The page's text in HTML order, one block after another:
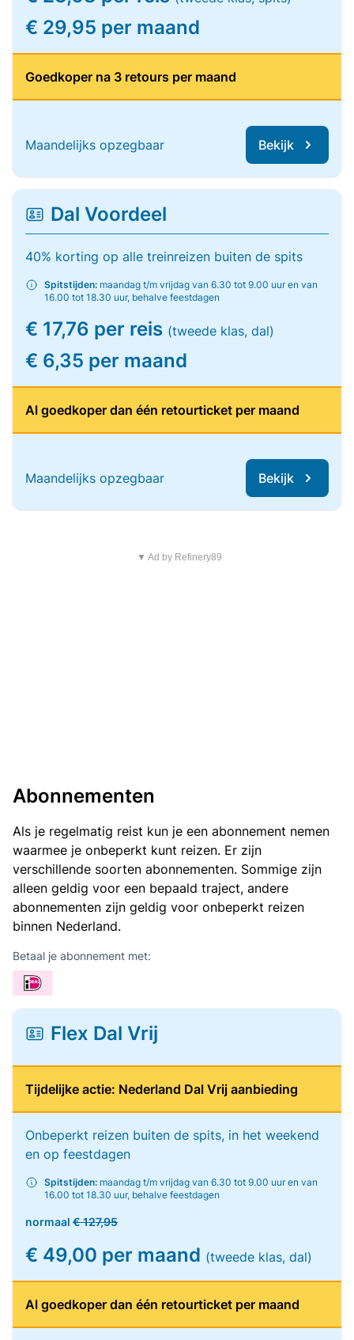
€ 29,95 per maand
Goedkoper na 3 retours per maand
Maandelijks opzegbaar Bekijk
Dal Voordeel
40% korting op alle treinreizen buiten de spits
Spitstijden: maandag t/m vrijdag van 6.30 tot 9.00 uur en van
16.00 tot 18.30 uur, behalve feestdagen
€ 17,76 per reis (tweede klas, dal)
€ 6,35 per maand
Al goedkoper dan één retourticket per maand
Maandelijks opzegbaar Bekijk
▼ Ad by Refinery89
Abonnementen
Als je regelmatig reist kun je een abonnement nemen
waarmee je onbeperkt kunt reizen. Er zijn
verschillende soorten abonnementen. Sommige zijn
alleen geldig voor een bepaald traject, andere
abonnementen zijn geldig voor onbeperkt reizen
binnen Nederland.
Betaal je abonnement met:
Flex Dal Vrij
Tijdelijke actie: Nederland Dal Vrij aanbieding
Onbeperkt reizen buiten de spits, in het weekend
en op feestdagen
Spitstijden: maandag t/m vrijdag van 6.30 tot 9.00 uur en van
16.00 tot 18.30 uur, behalve feestdagen
normaal € 127,95
€ 49,00 per maand (tweede klas, dal)
Al goedkoper dan één retourticket per maand